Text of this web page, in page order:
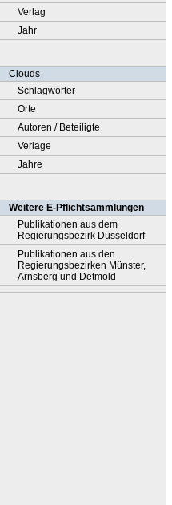
Verlag
Jahr
Clouds
Schlagwörter
Orte
Autoren / Beteiligte
Verlage
Jahre
Weitere E-Pflichtsammlungen
Publikationen aus dem
Regierungsbezirk Düsseldorf
Publikationen aus den
Regierungsbezirken Münster,
Arnsberg und Detmold